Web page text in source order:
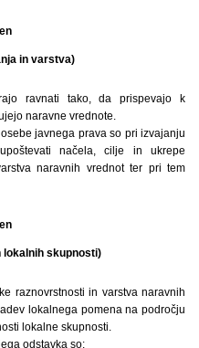
in varstva)
ravnati tako, da prispevajo k
naravne vrednote.
javnega prava so pri izvajanju
načela, cilje in ukrepe
naravnih vrednot ter pri tem
skupnosti)
raznovrstnosti in varstva naravnih
lokalnega pomena na področju
lokalne skupnosti.
odstavka so: